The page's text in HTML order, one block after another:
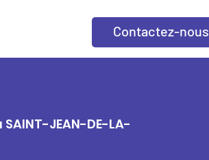
Contactez-nous
JEAN-DE-LA-